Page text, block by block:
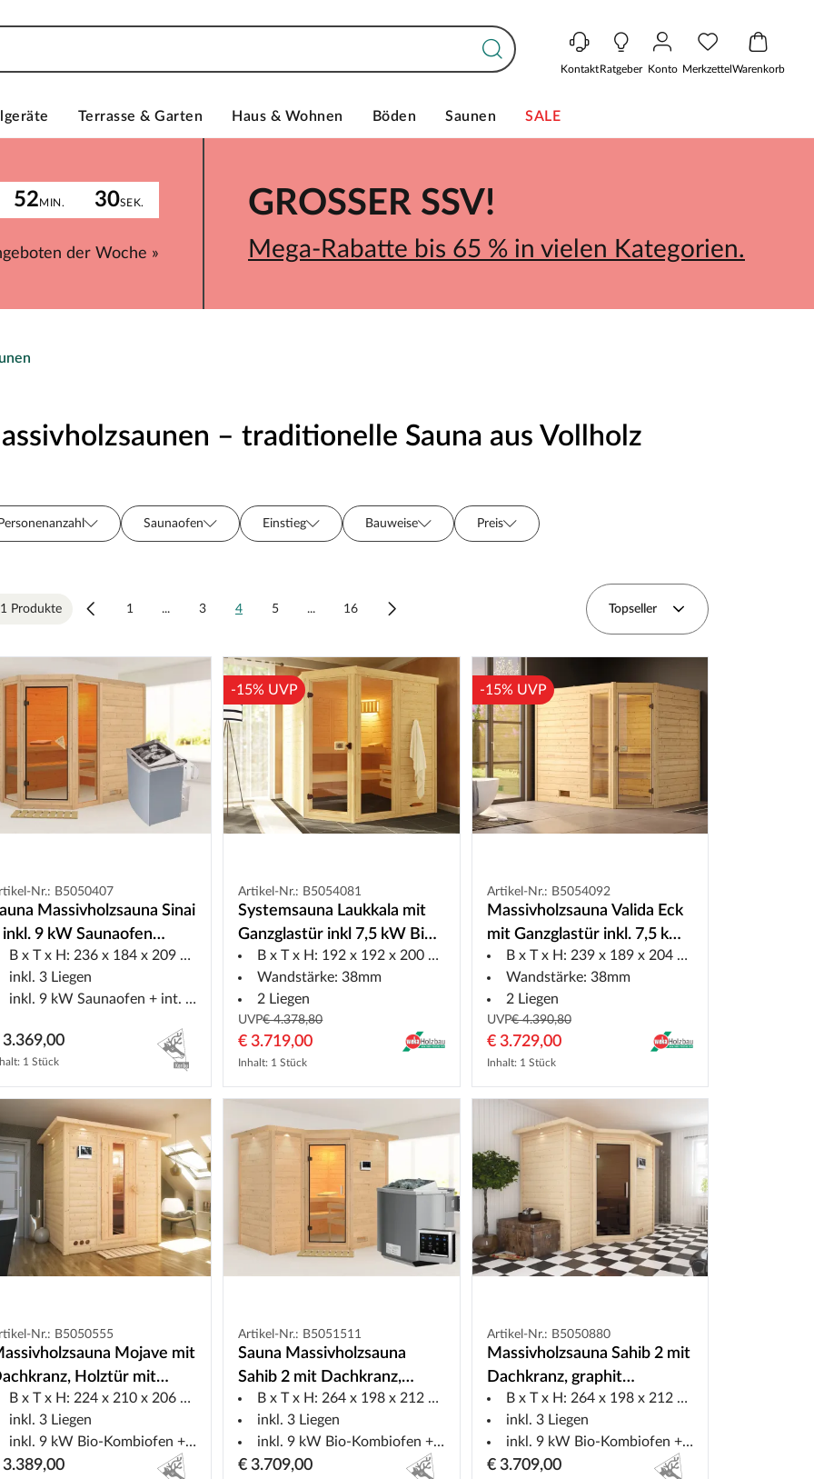
KontaktRatgeber Konto MerkzettelWarenkorb
Terrasse & Garten Haus & Wohnen Böden Saunen SALE
52MIN. 30SEK.
der Woche »
GROSSER SSV!
Mega-Rabatte bis 65 % in vielen Kategorien.
– traditionelle Sauna aus Vollholz
Personenanzahl Saunaofen Einstieg Bauweise Preis
Produkte 1 ... 3 4 5 ... 16 Topseller
Nr.: B5050407
Massivholzsauna Sinai
inkl. 9 kW Saunaofen
Steuerung
B x T x H: 236 x 184 x 209 cm
inkl. 3 Liegen
inkl. 9 kW Saunaofen + int. Steuerung
3.369,00
1 Stück
-15% UVP
Artikel-Nr.: B5054081
Systemsauna Laukkala mit
Ganzglastür inkl 7,5 kW Bio
Saunaofen Naturbelassen
B x T x H: 192 x 192 x 200 cm
Wandstärke: 38mm
2 Liegen
UVP€ 4.378,80
€ 3.719,00
Inhalt: 1 Stück
-15% UVP
Artikel-Nr.: B5054092
Massivholzsauna Valida Eck
mit Ganzglastür inkl. 7,5 kW
Bio Saunaofen
Naturbelassen
B x T x H: 239 x 189 x 204 cm
Wandstärke: 38mm
2 Liegen
UVP€ 4.390,80
€ 3.729,00
Inhalt: 1 Stück
Nr.: B5050555
Mojave mit
Holztür mit
inkl. 9 kW Bio-
ext. Steuerung
B x T x H: 224 x 210 x 206 cm
inkl. 3 Liegen
inkl. 9 kW Bio-Kombiofen + ext. Steuerung
3.389,00
Artikel-Nr.: B5051511
Sauna Massivholzsauna
Sahib 2 mit Dachkranz,
Klarglas Ganzglastür + 9 kW
Bio-Kombiofen mit ext.Strg
B x T x H: 264 x 198 x 212 cm
inkl. 3 Liegen
inkl. 9 kW Bio-Kombiofen + ext. Steuerung
€ 3.709,00
Artikel-Nr.: B5050880
Massivholzsauna Sahib 2 mit
Dachkranz, graphit
Ganzglastür, inkl. 9 kW Bio-
Ofen ext. Steuerung
B x T x H: 264 x 198 x 212 cm
inkl. 3 Liegen
inkl. 9 kW Bio-Kombiofen + ext. Steuerung
€ 3.709,00